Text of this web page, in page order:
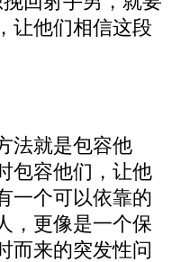
让他们相信这段
法就是包容他
包容他们，让他
一个可以依靠的
，更像是一个保
而来的突发性问